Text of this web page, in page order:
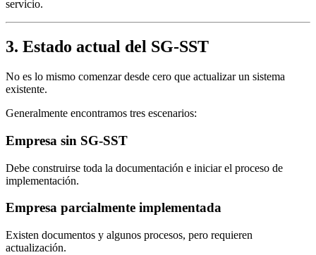
servicio.
3. Estado actual del SG-SST
No es lo mismo comenzar desde cero que actualizar un sistema
existente.
Generalmente encontramos tres escenarios:
Empresa sin SG-SST
Debe construirse toda la documentación e iniciar el proceso de
implementación.
Empresa parcialmente implementada
Existen documentos y algunos procesos, pero requieren
actualización.